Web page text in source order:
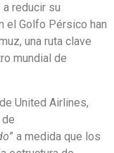
reducir su
el Golfo Pérsico han
una ruta clave
mundial de
United Airlines,
” a medida que los